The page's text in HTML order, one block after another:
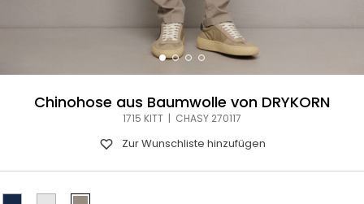
Chinohose aus Baumwolle von DRYKORN
1715 KITT | CHASY 270117
Zur Wunschliste hinzufügen